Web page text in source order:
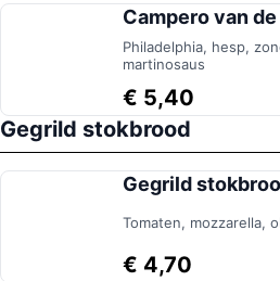
Campero van
Philadelphia, hesp,
martinosaus
€ 5,40
Gegrild stokbrood
Gegrild
Tomaten, mozzarella,
€ 4,70